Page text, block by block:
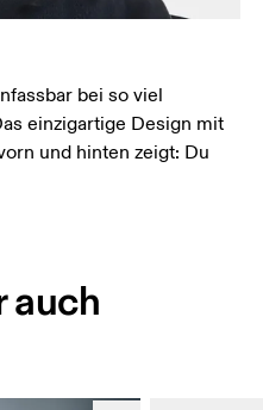
bei so viel
einzigartige Design mit
und hinten zeigt: Du
auch